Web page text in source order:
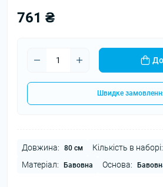
761 ₴
Швидке
Довжина: 80 см Кількість в наборі:
Матеріал: Бавовна Основа: